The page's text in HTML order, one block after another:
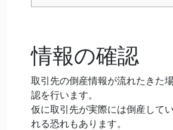
情報の確認
取引先の倒産情報が流れたきた
認を行います。
仮に取引先が実際には倒産して
れる恐れもあります。